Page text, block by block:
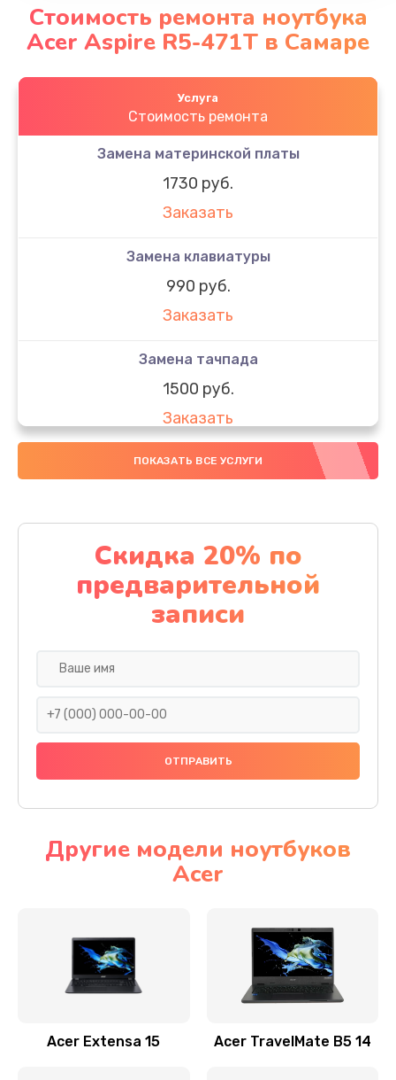
Стоимость ремонта ноутбука
Acer Aspire R5-471T в Самаре
Услуга
Стоимость ремонта
Замена материнской платы
1730 руб.
Заказать
Замена клавиатуры
990 руб.
Заказать
Замена тачпада
1500 руб.
Заказать
Замена южного моста
Заказать
Чистка от пыли
1060 руб.
Заказать
Ремонт подсветки
Настройка BIOS
Замена видеочипа
Заказать
ПОКАЗАТЬ ВСЕ УСЛУГИ
Скидка 20% по
предварительной
записи
Другие модели ноутбуков
Acer
Acer Extensa 15 Acer TravelMate B5 14